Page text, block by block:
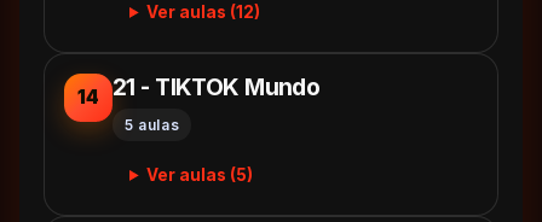
Ver aulas (12)
14 21 - TIKTOK Mundo
5 aulas
Ver aulas (5)